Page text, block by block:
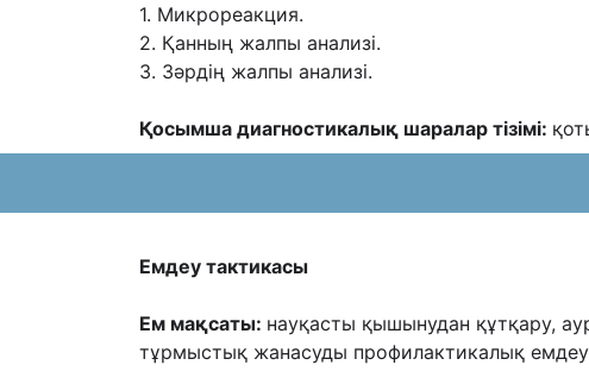
1. Микрореакция.
2. Қанның жалпы анализі.
3. Зəрдің жалпы анализі.
Қосымша диагностикалық шаралар тізімі: қ
Емдеу тактикасы
Ем мақсаты: науқасты қышынудан құтқару,
тұрмыстық жанасуды профилактикалық